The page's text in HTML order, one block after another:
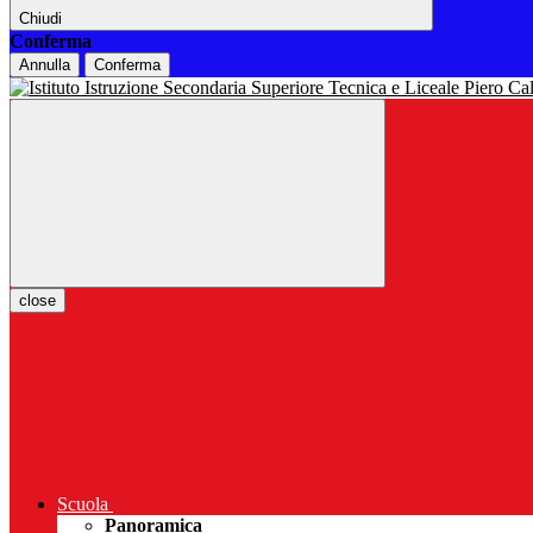
Chiudi
Conferma
Annulla Conferma
close
Scuola
Panoramica